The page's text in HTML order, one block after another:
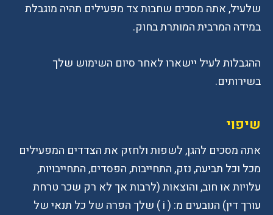
שלעיל, אתה מסכים שחבות צד מפעילים תהיה מוגבלת
במידה המרבית המותרת בחוק.
ההגבלות לעיל יישארו לאחר סיום השימוש שלך
בשירותים.
שיפוי
אתה מסכים להגן, לשפות ולחזק את הצדדים המפעילים
מכל וכל תביעה, נזק, התחייבות, הפסדים, התחייבויות,
עלויות או חוב, והוצאות (לרבות אך לא רק שכר טרחת
עורך דין) הנובעים מ: ( i ) שלך הפרה של כל תנאי של